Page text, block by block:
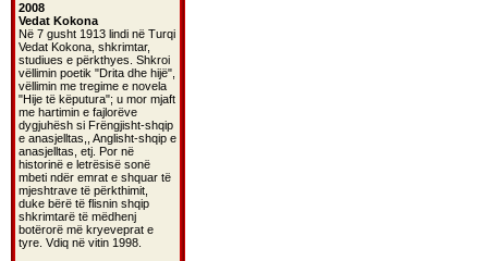
2008
Vedat Kokona
Në 7 gusht 1913 lindi në Turqi
Vedat Kokona, shkrimtar,
studiues e përkthyes. Shkroi
vëllimin poetik "Drita dhe hijë",
vëllimin me tregime e novela
"Hije të këputura"; u mor mjaft
me hartimin e fajlorëve
dygjuhësh si Frëngjisht-shqip
e anasjelltas,, Anglisht-shqip e
anasjelltas, etj. Por në
historinë e letrësisë sonë
mbeti ndër emrat e shquar të
mjeshtrave të përkthimit,
duke bërë të flisnin shqip
shkrimtarë të mëdhenj
botërorë më kryeveprat e
tyre. Vdiq në vitin 1998.